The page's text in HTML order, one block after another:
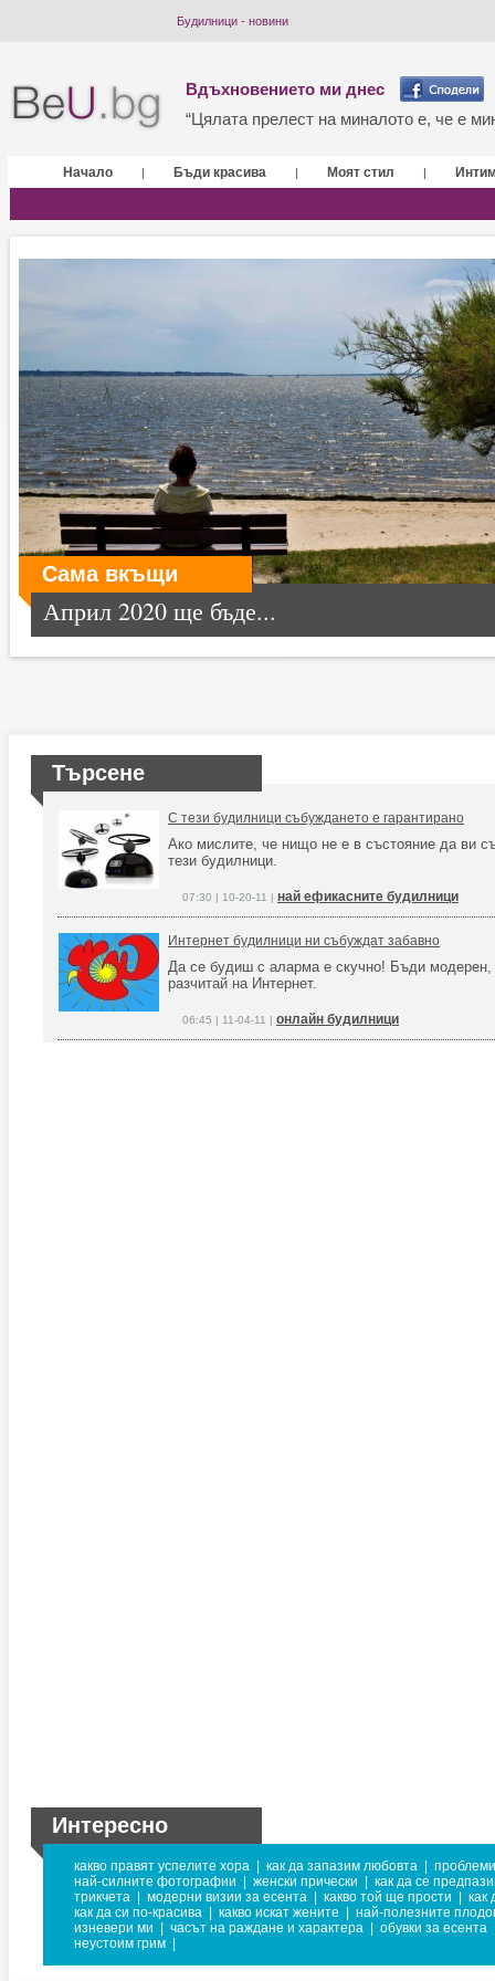
Будилници - новини
Вдъхновението ми днес
“Цялата прелест на миналото е, че е
Начало | Бъди красива | Моят стил |
Сама вкъщи
Април 2020 ще бъде...
Търсене
С тези будилници събуждането е гарантирано
Ако мислите, че нищо не е в състояние да ви
тези будилници.
07:30 | 10-20-11 | най ефикасните будилници
Интернет будилници ни събуждат забавно
Да се будиш с аларма е скучно! Бъди модерен,
разчитай на Интернет.
06:45 | 11-04-11 | онлайн будилници
Интересно
какво правят успелите хора как да запазим любовта
най-силните фотографии
женски прически
как да се
трикчета
модерни визии за есента какво той ще прости
как
как да си по-красива
какво искат жените
най-полезните
изневери ми
часът на раждане и характера обувки за есента
неустоим грим